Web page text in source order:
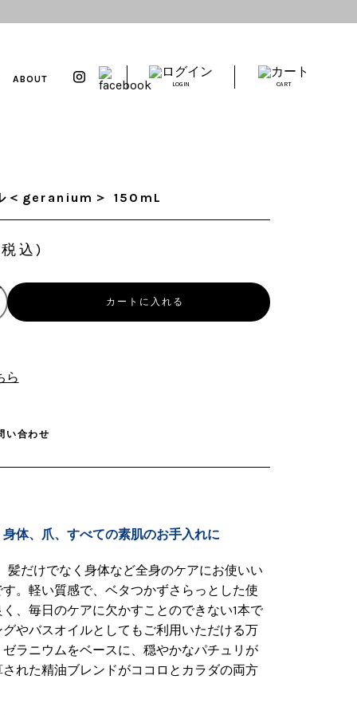
＜geranium＞ 150mL
込)
ら
い合わせ
体、爪、すべての素肌のお手入れに
髪だけでなく身体など全身のケアにお使いい
。軽い質感で、ベタつかずさらっとした使
、毎日のケアに欠かすことのできない1本で
やバスオイルとしてもご利用いただける万
ラニウムをベースに、穏やかなパチュリが
れた精油ブレンドがココロとカラダの両方
ABOUT
LOGIN CART